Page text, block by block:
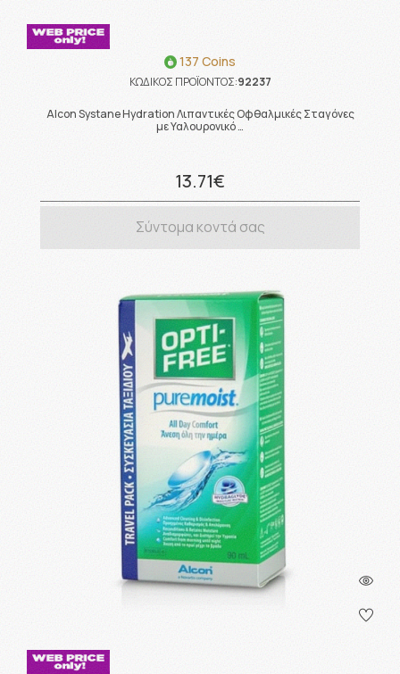
137 Coins
ΚΩΔΙΚΟΣ ΠΡΟΪΟΝΤΟΣ:92237
Alcon Systane Hydration Λιπαντικές Οφθαλμικές Σταγόνες
με Υαλουρονικό …
13.71€
Σύντομα κοντά σας